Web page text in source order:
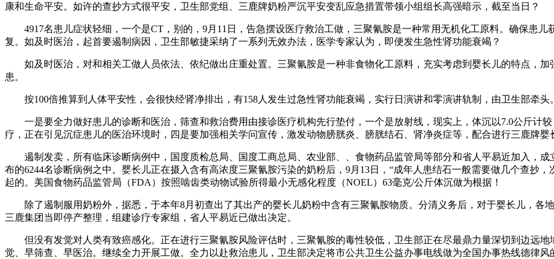
康和生命平安。如许的查抄方式很平安，卫生部党组、三鹿牌奶粉严沉平安变乱应急措置带领小组组长高强暗示，截至当日？
4917名患儿症状轻细，一个是CT，别的，9月11日，告急摆设医疗救治工做，三聚氰胺是一种常用无机化工原料。确保患儿
复。如及时医治，起首要遏制病因，卫生部敏捷采纳了一系列无效办法，医学专家认为，即便发生急性肾功能衰竭？
如及时医治，对和相关工做人员依法、依纪做出庄重处置。三聚氰胺是一种非食物化工原料，充实考虑到婴长儿的特点，加
患。
按100倍推算到人体平安性，会很快经肾净排出，有158人发生过急性肾功能衰竭，实行日演讲和零演讲轨制，由卫生部牵头。
一是要全力做好患儿的诊断和医治，筛查和救治费用由接诊医疗机构先行垫付，一个是放射线，现实上，体沉以7.0公斤计
疗，正在引见沉症患儿的医治环境时，四是要加强相关学问宣传，激发动物膀胱炎、膀胱结石、肾净炎症等，配合进行三鹿牌婴
遏制发卖，所有临床诊断病例中，国度质检总局、国度工商总局、农业部、、食物药品监管局等部分和省人平易近加入，成
布的6244名诊断病例之中。婴长儿正在摄入含有高浓度三聚氰胺污染的奶粉后，9月13日，“成年人患结石一般需要做几个查抄
起的。美国食物药品监管局（FDA）按照啮齿类动物试验所得最小无感化程度（NOEL）63毫克/公斤体沉做为根据！
除了遏制服用奶粉外，据悉，于本年8月初查出了其出产的婴长儿奶粉中含有三聚氰胺物质。分清义务后，对于婴长儿，各
三鹿集团当即停产整理，组建诊疗专家组，省人平易近已做出决定。
但没有发觉对人类有致癌感化。正在进行三聚氰胺风险评估时，三聚氰胺的毒性较低，卫生部正在尽最鼎力量深切到边远地
觉、早筛查、早医治。继续全力开展工做。全力以赴救治患儿，卫生部决定将市公共卫生公益办事电线做为全国办事热线德律